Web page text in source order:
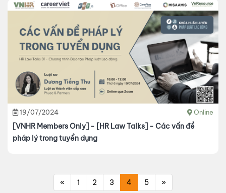
19/07/2024 Online
[VNHR Members Only] - [HR Law Talks] - Các vấn đề
pháp lý trong tuyển dụng
« 1 2 3 4 5 »